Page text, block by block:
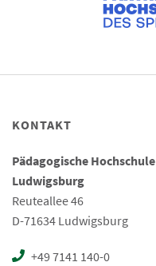
KONTAKT
Pädagogische Hochschule
Ludwigsburg
Reuteallee 46
D-71634 Ludwigsburg
+49 7141 140-0